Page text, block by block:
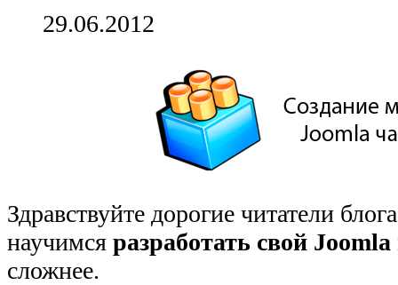
29.06.2012
Здравствуйте дорогие читатели
научимся разработать свой
сложнее.